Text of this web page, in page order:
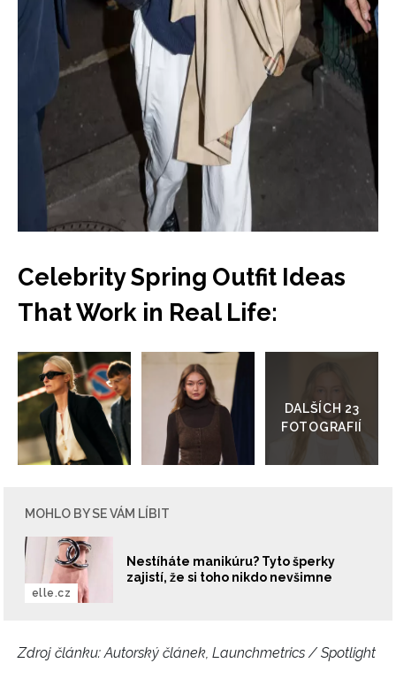
Celebrity Spring Outfit Ideas
That Work in Real Life:
Přejít
galerie
MOHLO BY SE VÁM LÍBIT
Nestíháte manikúru? Tyto šperky
zajistí, že si toho nikdo nevšimne
elle.cz
Zdroj článku: Autorský článek, Launchmetrics / Spotlight